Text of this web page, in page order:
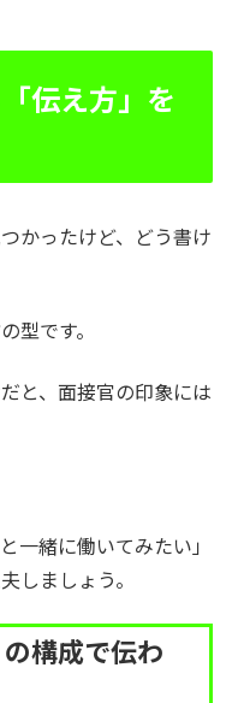
伝え方」を
かったけど、どう書け
型です。
と、面接官の印象には
一緒に働いてみたい」
しましょう。
構成で伝わ